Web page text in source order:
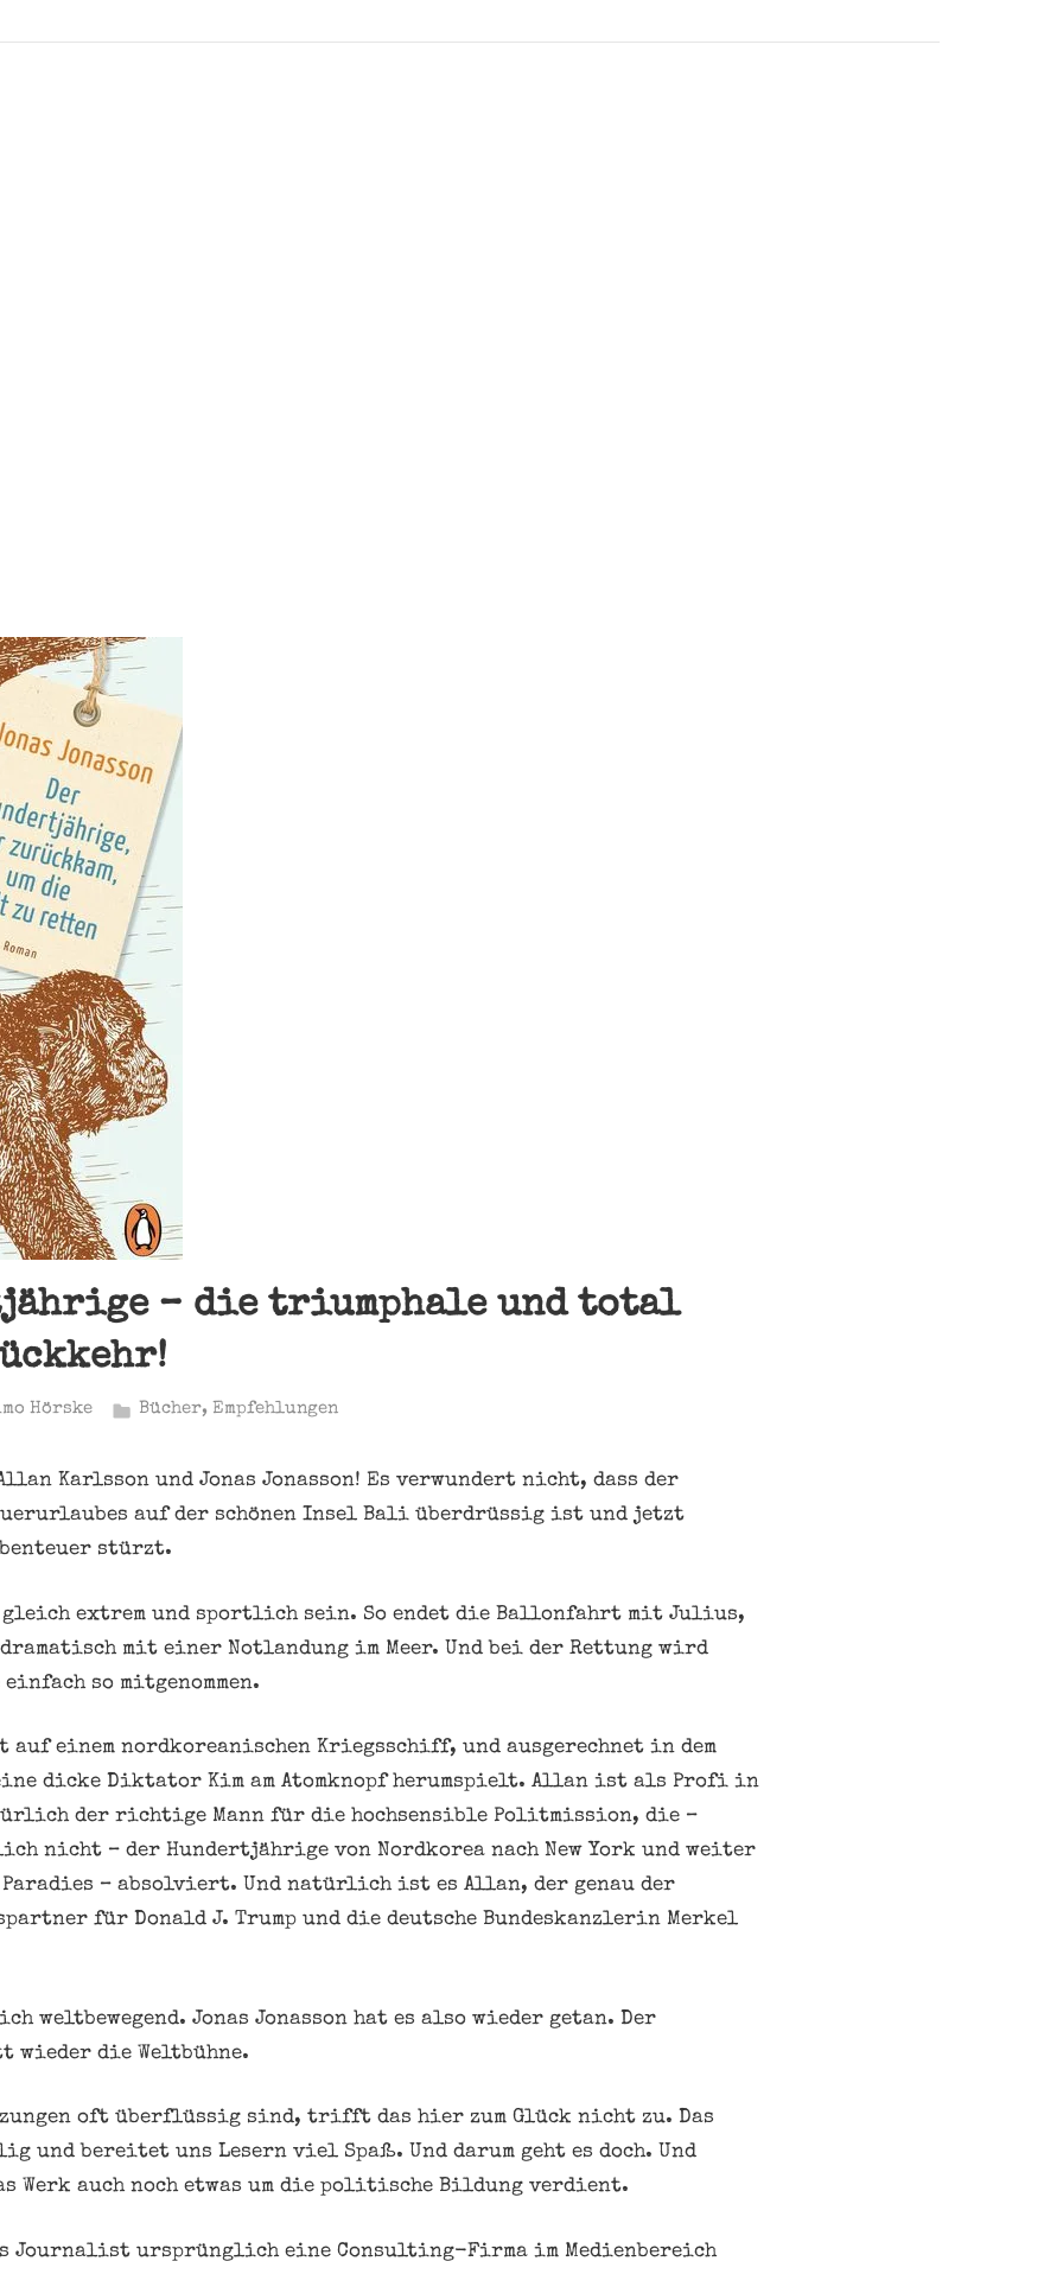
– die triumphale und total
Hörske Bücher, Empfehlungen
Karlsson und Jonas Jonasson! Es verwundert nicht, dass der
auf der schönen Insel Bali überdrüssig ist und jetzt
stürzt.
gleich extrem und sportlich sein. So endet die Ballonfahrt mit Julius,
dramatisch mit einer Notlandung im Meer. Und bei der Rettung wird
so mitgenommen.
auf einem nordkoreanischen Kriegsschiff, und ausgerechnet in dem
dicke Diktator Kim am Atomknopf herumspielt. Allan ist als Profi in
der richtige Mann für die hochsensible Politmission, die –
nicht – der Hundertjährige von Nordkorea nach New York und weiter
Paradies – absolviert. Und natürlich ist es Allan, der genau der
für Donald J. Trump und die deutsche Bundeskanzlerin Merkel
weltbewegend. Jonas Jonasson hat es also wieder getan. Der
die Weltbühne.
oft überflüssig sind, trifft das hier zum Glück nicht zu. Das
und bereitet uns Lesern viel Spaß. Und darum geht es doch. Und
Werk auch noch etwas um die politische Bildung verdient.
Journalist ursprünglich eine Consulting-Firma im Medienbereich